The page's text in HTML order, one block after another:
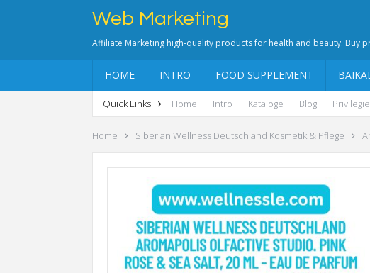
Web Marketing
Affiliate Marketing high-quality products for health and beauty. Buy
HOME INTRO FOOD SUPPLEMENT
Quick Links Home Intro Kataloge Blog
Home Siberian Wellness Deutschland Kosmetik & Pflege